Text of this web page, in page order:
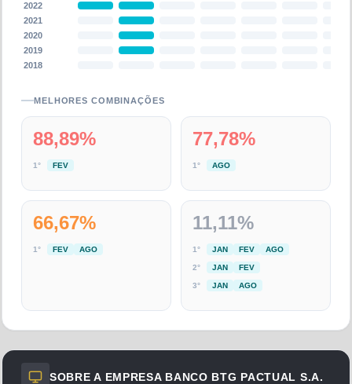
2022
2021
2020
2019
2018
MELHORES COMBINAÇÕES
88,89%
1° FEV
77,78%
1° AGO
66,67%
1° FEV AGO
11,11%
1° JAN FEV AGO
2° JAN FEV
3° JAN AGO
SOBRE A EMPRESA BANCO BTG PACTUAL S.A.